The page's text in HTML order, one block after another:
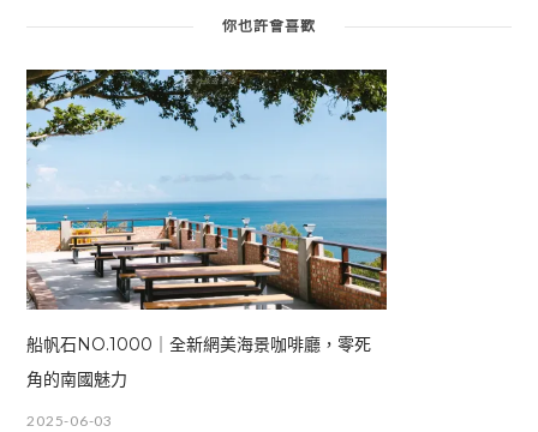
你也許會喜歡
船帆石NO.1000｜全新網美海景咖啡廳，零死
角的南國魅力
2025-06-03